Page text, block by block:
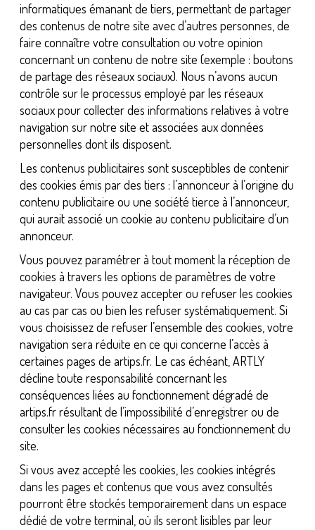
informatiques émanant de tiers, permettant de partager
des contenus de notre site avec d’autres personnes, de
faire connaître votre consultation ou votre opinion
concernant un contenu de notre site (exemple : boutons
de partage des réseaux sociaux). Nous n’avons aucun
contrôle sur le processus employé par les réseaux
sociaux pour collecter des informations relatives à votre
navigation sur notre site et associées aux données
personnelles dont ils disposent.
Les contenus publicitaires sont susceptibles de contenir
des cookies émis par des tiers : l’annonceur à l’origine du
contenu publicitaire ou une société tierce à l’annonceur,
qui aurait associé un cookie au contenu publicitaire d’un
annonceur.
Vous pouvez paramétrer à tout moment la réception de
cookies à travers les options de paramètres de votre
navigateur. Vous pouvez accepter ou refuser les cookies
au cas par cas ou bien les refuser systématiquement. Si
vous choisissez de refuser l’ensemble des cookies, votre
navigation sera réduite en ce qui concerne l’accès à
certaines pages de artips.fr. Le cas échéant, ARTLY
décline toute responsabilité concernant les
conséquences liées au fonctionnement dégradé de
artips.fr résultant de l’impossibilité d’enregistrer ou de
consulter les cookies nécessaires au fonctionnement du
site.
Si vous avez accepté les cookies, les cookies intégrés
dans les pages et contenus que vous avez consultés
pourront être stockés temporairement dans un espace
dédié de votre terminal, où ils seront lisibles par leur